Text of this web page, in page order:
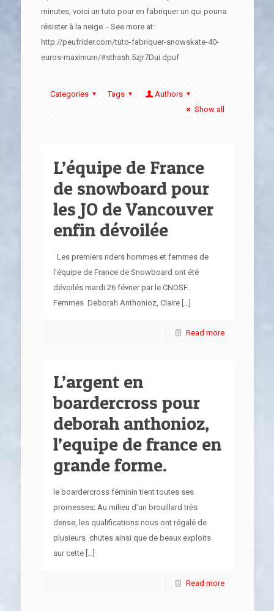
minutes, voici un tuto pour en fabriquer un qui pourra
résister à la neige. - See more at:
http://peufrider.com/tuto-fabriquer-snowskate-40-
euros-maximum/#sthash.5zjr7Dui.dpuf
Categories Tags
Authors
Show all
L’équipe de France
de snowboard pour
les JO de Vancouver
enfin dévoilée
Les premiers riders hommes et femmes de
l’équipe de France de Snowboard ont été
dévoilés mardi 26 février par le CNOSF.
Femmes Deborah Anthonioz, Claire[…]
Read more
L’argent en
boardercross pour
deborah anthonioz,
l’equipe de france en
grande forme.
le boardercross féminin tient toutes ses
promesses; Au milieu d’un brouillard très
dense, les qualifications nous ont régalé de
plusieurs chutes ainsi que de beaux exploits
sur cette[…]
Read more